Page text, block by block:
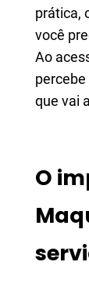
prática,
você
Ao
que vai
O